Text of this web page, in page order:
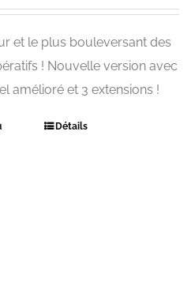
et le plus bouleversant des
! Nouvelle version avec
amélioré et 3 extensions !
Détails